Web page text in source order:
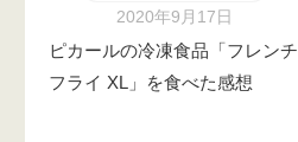
2020年9月17日
ピカールの冷凍食品「フレンチ
フライ XL」を食べた感想